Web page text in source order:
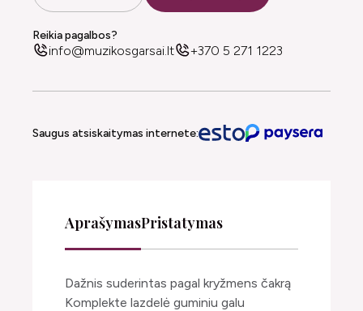
Reikia pagalbos?
info@muzikosgarsai.lt +370 5 271 1223
Saugus atsiskaitymas internete:
AprašymasPristatymas
Dažnis suderintas pagal kryžmens čakrą
Komplekte lazdelė guminiu galu